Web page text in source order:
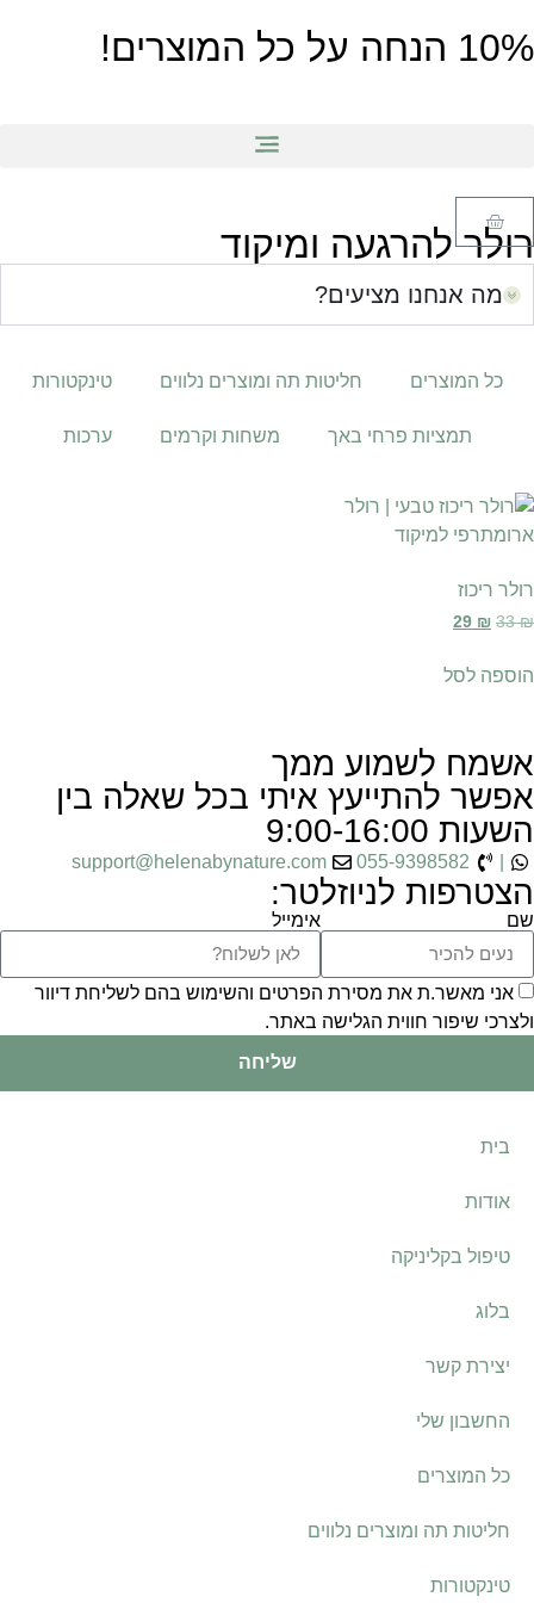
10% הנחה על כל המוצרים!
רולר להרגעה ומיקוד
מה אנחנו מציעים?
כל המוצרים חליטות תה ומוצרים נלווים טינקטורות
תמציות פרחי באך משחות וקרמים ערכות
רולר ריכוז
33₪
29 ₪
הוספה לסל
אשמח לשמוע ממך
אפשר להתייעץ איתי בכל שאלה בין
השעות 9:00-16:00
055-9398582
support@helenabynature.com
הצטרפות לניוזלטר:
שם אימייל
אני מאשר.ת את מסירת הפרטים והשימוש בהם לשליחת דיוור
ולצרכי שיפור חווית הגלישה באתר.
שליחה
בית
אודות
טיפול בקליניקה
בלוג
יצירת קשר
החשבון שלי
כל המוצרים
חליטות תה ומוצרים נלווים
טינקטורות